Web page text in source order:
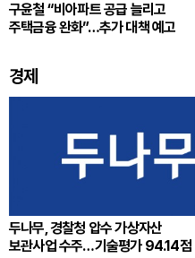
구윤철 “비아파트 공급 늘리고
주택금융 완화”…추가 대책 예고
경제
두나무, 경찰청 압수 가상자산
보관사업 수주…기술평가 94.14점